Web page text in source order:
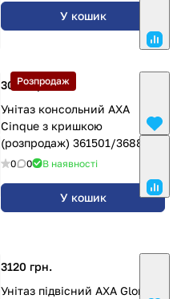
У кошик
Розпродаж
3088 грн.
Унітаз консольний AXA
Cinque з кришкою
(розпродаж) 361501/368801
0 0 В наявності
У кошик
3120 грн.
Унітаз підвісний AXA Glomp